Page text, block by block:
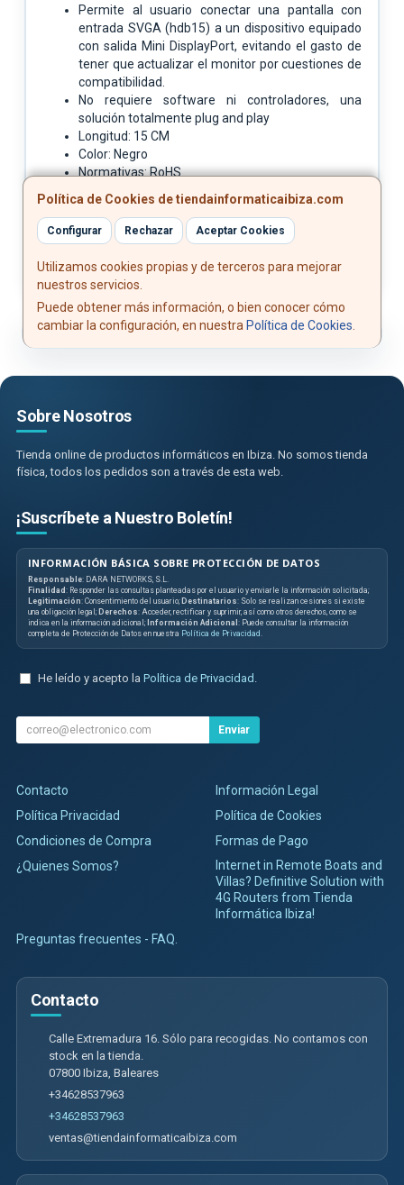
Permite al usuario conectar una pantalla con
entrada SVGA (hdb15) a un dispositivo equipado
con salida Mini DisplayPort, evitando el gasto de
tener que actualizar el monitor por cuestiones de
compatibilidad.
No requiere software ni controladores, una
solución totalmente plug and play
Longitud: 15 CM
Color: Negro
Normativas: RoHS
Política de Cookies de tiendainformaticaibiza.com
Configurar Rechazar Aceptar Cookies
Utilizamos cookies propias y de terceros para mejorar
nuestros servicios.
Puede obtener más información, o bien conocer cómo
cambiar la configuración, en nuestra Política de Cookies
Sobre Nosotros
Tienda online de productos informáticos en Ibiza. No somos tienda
física, todos los pedidos son a través de esta web.
¡Suscríbete a Nuestro Boletín!
INFORMACIÓN BÁSICA SOBRE PROTECCIÓN DE DATOS
Responsable: DARA NETWORKS, S.L.
Finalidad : Responder las consultas planteadas por el usuario y enviarle la información solicitada;
Legitimación: Consentimiento del usuario; Destinatarios: Solo se realizan cesiones si existe
una obligación legal; Derechos: Acceder, rectificar y suprimir, así como otros derechos, como se
indica en la información adicional; Información Adicional : Puede consultar la información
completa de Protección de Datos en nuestra Política de Privacidad
He leído y acepto la Política de Privacidad
Enviar
Contacto
Información Legal
Política Privacidad
Política de Cookies
Condiciones de Compra
Formas de Pago
¿Quienes Somos?
Internet in Remote Boats and
Villas? Definitive Solution with
4G Routers from Tienda
Informática Ibiza!
Preguntas frecuentes - FAQ.
Contacto
Calle Extremadura 16. Sólo para recogidas. No contamos con
stock en la tienda.
07800 Ibiza Baleares
+34628537963
+34628537963
ventas@tiendainformaticaibiza.com